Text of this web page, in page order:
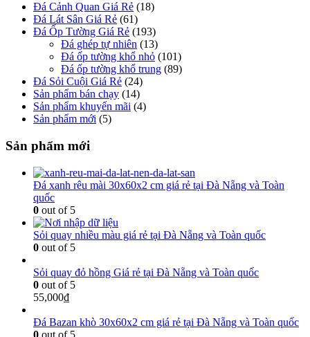
Đá Cảnh Quan Giá Rẻ (18)
Đá Lát Sân Giá Rẻ (61)
Đá Ốp Tường Giá Rẻ (193)
Đá ghép tự nhiên (13)
Đá ốp tường khổ nhỏ (101)
Đá ốp tường khổ trung (89)
Đá Sỏi Cuội Giá Rẻ (24)
Sản phẩm bán chạy (14)
Sản phẩm khuyến mãi (4)
Sản phẩm mới (5)
Sản phẩm mới
Đá xanh rêu mài 30x60x2 cm giá rẻ tại Đà Nẵng và Toàn
quốc
0 out of 5
Sỏi quay nhiều màu giá rẻ tại Đà Nẵng và Toàn quốc
0 out of 5
Sỏi quay đỏ hồng Giá rẻ tại Đà Nẵng và Toàn quốc
0 out of 5
55,000₫
Đá Bazan khò 30x60x2 cm giá rẻ tại Đà Nẵng và Toàn quốc
0 out of 5